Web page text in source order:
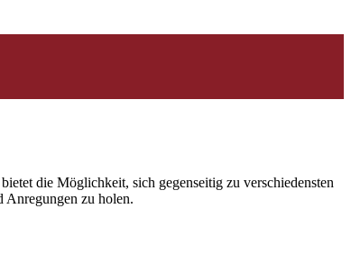
die Möglichkeit, sich gegenseitig zu verschiedensten
Anregungen zu holen.